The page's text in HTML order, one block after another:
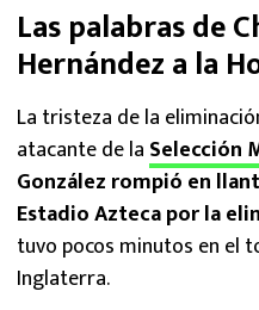
Las palabras de
Hernández a la
La tristeza de la
atacante de la Selección
González rompió en
Estadio Azteca por la
tuvo pocos minutos en el
Inglaterra.